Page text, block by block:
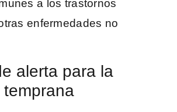
a los trastornos
enfermedades no
alerta para la